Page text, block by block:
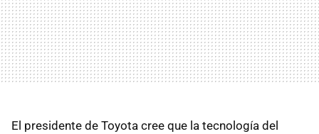
El presidente de Toyota cree que la tecnología del